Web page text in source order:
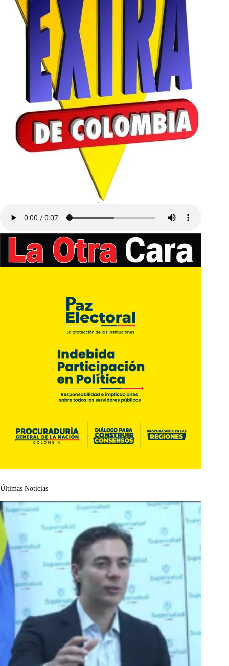
Últimas Noticias